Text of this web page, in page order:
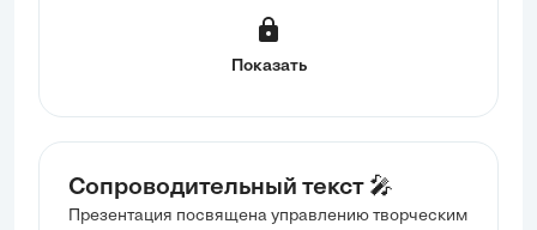
Показать
Сопроводительный текст 🎤
Презентация посвящена управлению творческим